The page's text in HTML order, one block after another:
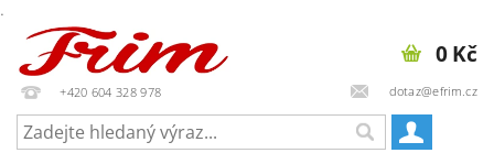
.
+420 604 328 978 dotaz@efrim.cz
0 Kč